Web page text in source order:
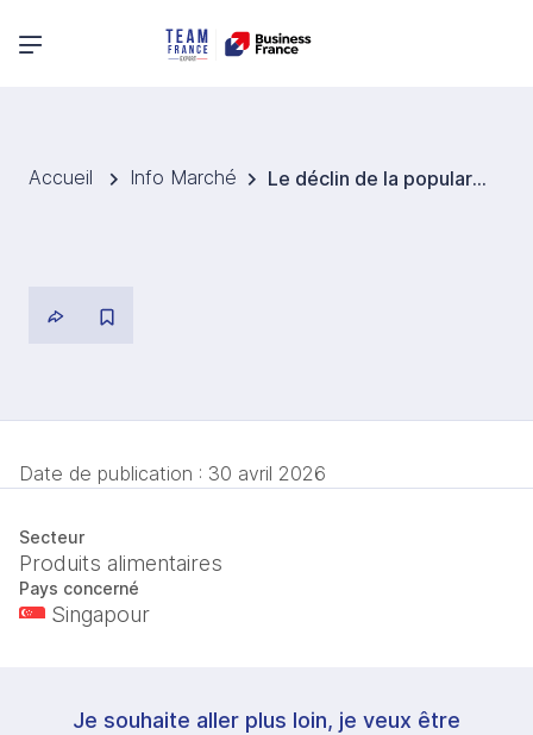
Menu principal
Accueil Info Marché Le déclin de la popularité de la viande végétale à Singapour marque une évolution du marché.
Date de publication : 30 avril 2026
Secteur
Produits alimentaires
Pays concerné
Singapour
Je souhaite aller plus loin, je veux être